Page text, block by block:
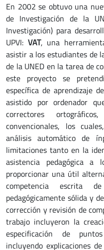
En 2002 se obtuvo una
de Investigación de la
Investigación) para
UPVI: VAT, una
asistir a los estudiantes de
de la UNED en la tarea de
este proyecto se
específica de aprendizaje
asistido por ordenador
correctores
convencionales, los
análisis automático de
limitaciones tanto en la
asistencia pedagógica a
proporcionar una útil
competencia escrita
pedagógicamente sólida y
corrección y revisión de
trabajo incluyeron la
especificación de
incluyendo explicaciones